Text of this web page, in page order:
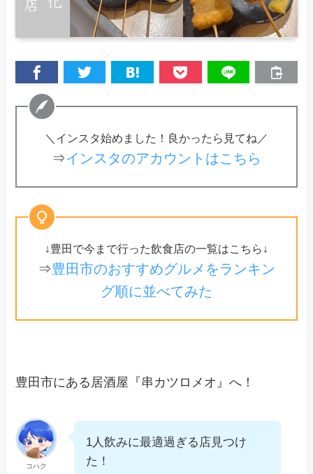
＼インスタ始めました！良かったら見てね／
⇒インスタのアカウントはこちら
↓豊田で今まで行った飲食店の一覧はこちら↓
⇒豊田市のおすすめグルメをランキン
グ順に並べてみた
豊田市にある居酒屋『串カツロメオ』へ！
コハク
1人飲みに最適過ぎる店見つけ
た！